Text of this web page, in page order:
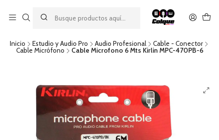
descuento por pago con transferencia bancaria
por una compra mínima de $49.990. Este descuento no es
acumulable a otras promociones ni aplicable a gastos de envío.
Inicio Estudio y Audio Pro Audio Profesional
Cable - Conector
Cable Micrófono
Cable Microfono 6 Mts Kirlin MPC-470PB-6